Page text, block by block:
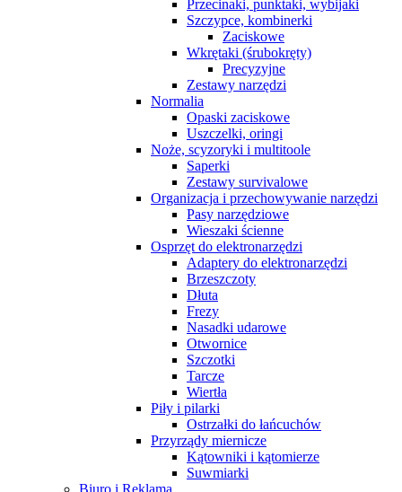
Przecinaki, punktaki, wybijaki
Szczypce, kombinerki
Zaciskowe
Wkrętaki (śrubokręty)
Precyzyjne
Zestawy narzędzi
Normalia
Opaski zaciskowe
Uszczelki, oringi
Noże, scyzoryki i multitoole
Saperki
Zestawy survivalowe
Organizacja i przechowywanie narzędzi
Pasy narzędziowe
Wieszaki ścienne
Osprzęt do elektronarzędzi
Adaptery do elektronarzędzi
Brzeszczoty
Dłuta
Frezy
Nasadki udarowe
Otwornice
Szczotki
Tarcze
Wiertła
Piły i pilarki
Ostrzałki do łańcuchów
Przyrządy miernicze
Kątowniki i kątomierze
Suwmiarki
Biuro i Reklama